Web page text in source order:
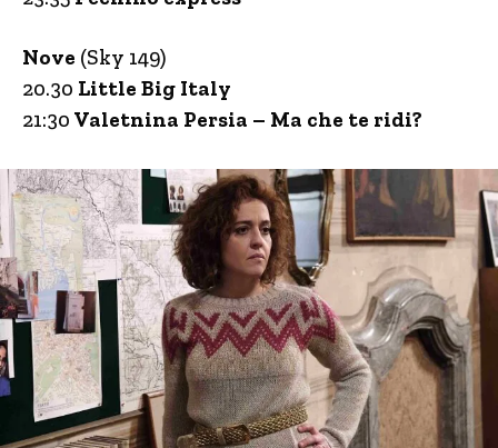
Nove (Sky 149)
20.30 Little Big Italy
21:30 Valetnina Persia – Ma che te ridi?